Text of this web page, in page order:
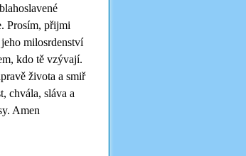
Prosím, přijmi
milosrdenství
kdo tě vzývají.
života a smiř
chvála, sláva a
Amen